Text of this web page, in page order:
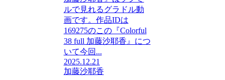
ルで見れるグラドル動
画です。作品IDは
169275のこの『Colorful
38 full 加藤沙耶香』につ
いて今回...
2025.12.21
加藤沙耶香